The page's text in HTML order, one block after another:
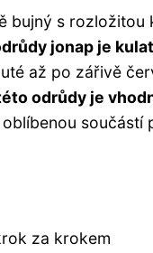
bujný s
jonap je
až po zářivě
odrůdy je
součástí
za krokem